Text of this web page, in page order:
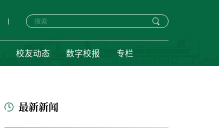
校友动态 数字校报 专栏
最新新闻